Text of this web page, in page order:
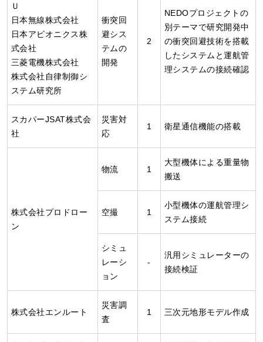
Ｕ
日本無線株式会社
日本アビオニクス株
式会社
三菱電機株式会社
株式会社自律制御シ
ステム研究所
衝突回
避シス
テムの
開発
2
NEDOプロジェクトの
別テーマで研究開発中
の衝突回避技術を搭載
したシステムと運航管
理システムの接続確認
スカパーJSAT株式会
社
災害対
応
1 衛星通信機能の搭載
株式会社プロドロー
ン
物流 1
大型機体による重量物
搬送
空撮 1
小型機体の運航管理シ
ステム接続
シミュ
レーシ
ョン
-
汎用シミュレーターの
接続検証
株式会社エンルート
災害調
査
1 三次元地形モデル作成